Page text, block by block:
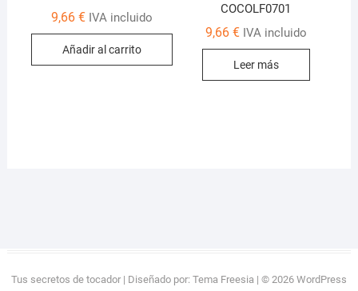
9,66€ IVA incluido
Añadir al carrito
COCOLF0701
9,66 € IVA incluido
Leer más
Tus secretos de tocador| Diseñado por: Tema Freesia| © 2026 WordPress